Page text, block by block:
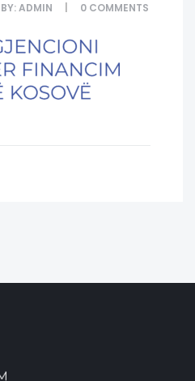
BY:ADMIN 0 COMMENTS